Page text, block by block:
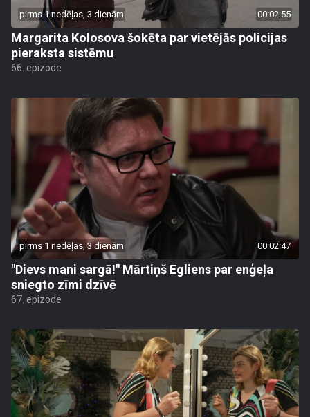
pirms 1 nedēļas, 3 dienām 00:02:55
Margarita Kolosova šokēta par vietējās policijas
pieraksta sistēmu
66. epizode
pirms 1 nedēļas, 3 dienām 00:02:47
"Dievs mani sargā!" Mārtiņš Egliens par enģeļa
sniegto zīmi dzīvē
67. epizode